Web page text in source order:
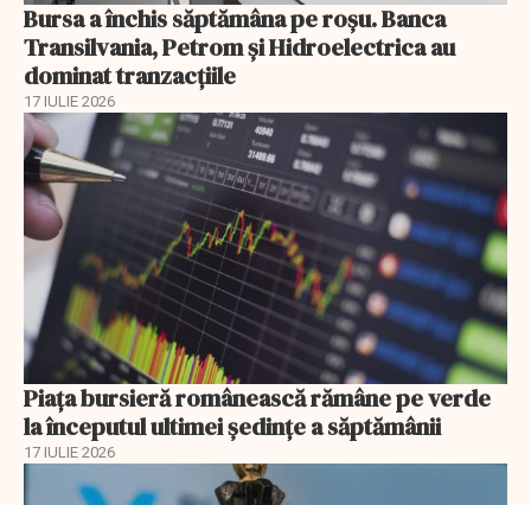
Bursa a închis săptămâna pe roșu. Banca
Transilvania, Petrom și Hidroelectrica au
dominat tranzacțiile
17 IULIE 2026
Piața bursieră românească rămâne pe verde
la începutul ultimei ședințe a săptămânii
17 IULIE 2026